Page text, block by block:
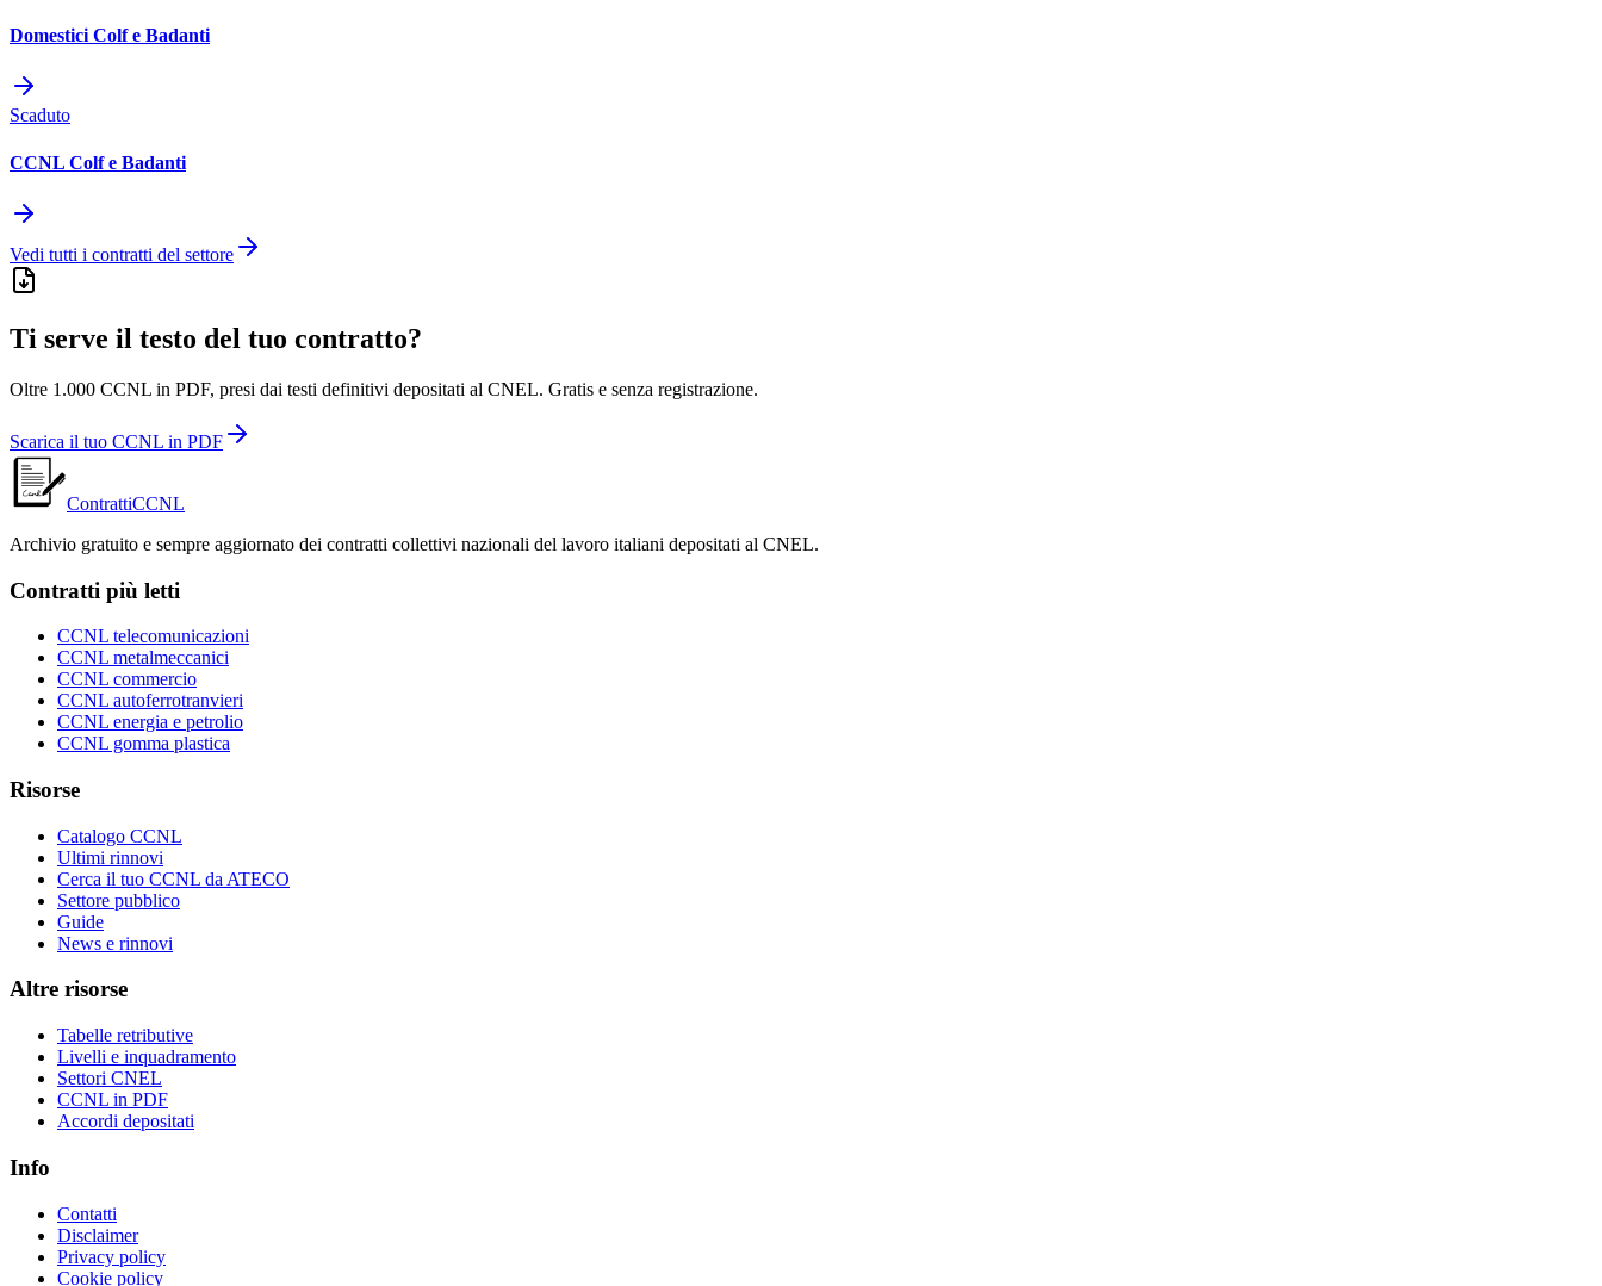
Domestici Colf e Badanti
Scaduto
CCNL Colf e Badanti
Vedi tutti i contratti del settore
Ti serve il testo del tuo contratto?
Oltre 1.000 CCNL in PDF, presi dai testi definitivi depositati al CNEL. Gratis e senza registrazione.
Scarica il tuo CCNL in PDF
ContrattiCCNL
Archivio gratuito e sempre aggiornato dei contratti collettivi nazionali del lavoro italiani depositati al CNEL.
Contratti più letti
CCNL telecomunicazioni
CCNL metalmeccanici
CCNL commercio
CCNL autoferrotranvieri
CCNL energia e petrolio
CCNL gomma plastica
Risorse
Catalogo CCNL
Ultimi rinnovi
Cerca il tuo CCNL da ATECO
Settore pubblico
Guide
News e rinnovi
Altre risorse
Tabelle retributive
Livelli e inquadramento
Settori CNEL
CCNL in PDF
Accordi depositati
Info
Contatti
Disclaimer
Privacy policy
Cookie policy